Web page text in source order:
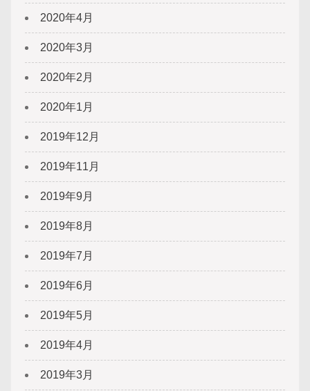
2020年4月
2020年3月
2020年2月
2020年1月
2019年12月
2019年11月
2019年9月
2019年8月
2019年7月
2019年6月
2019年5月
2019年4月
2019年3月